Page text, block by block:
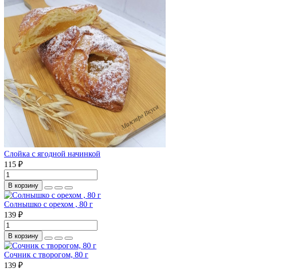
Слойка с ягодной начинкой
115 ₽
В корзину
Солнышко с орехом , 80 г
139 ₽
В корзину
Сочник с творогом, 80 г
139 ₽